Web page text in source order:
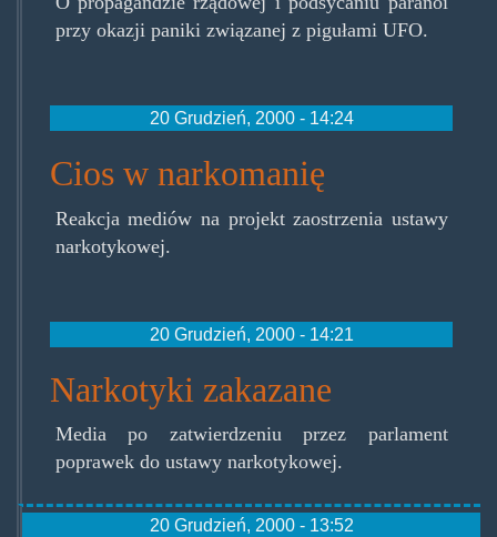
przy okazji paniki związanej z pigułami UFO.
20 Grudzień, 2000 - 14:24
Cios w narkomanię
Reakcja mediów na projekt zaostrzenia ustawy
narkotykowej.
20 Grudzień, 2000 - 14:21
Narkotyki zakazane
Media po zatwierdzeniu przez parlament
poprawek do ustawy narkotykowej.
20 Grudzień, 2000 - 13:52